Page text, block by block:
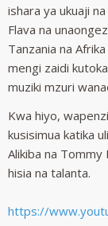
ishara ya ukuaji
Flava na
Tanzania na
mengi zaidi
muziki mzuri
Kwa hiyo,
kusisimua katika
Alikiba na Tommy
hisia na talanta.
https://